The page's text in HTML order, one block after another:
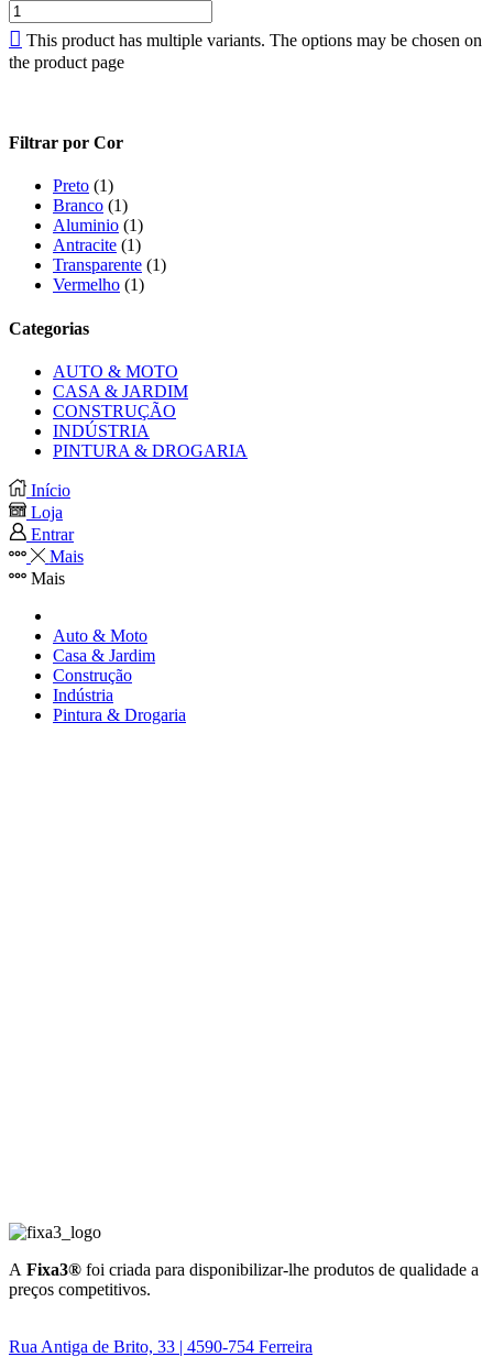
This product has multiple variants. The options may be chosen on
the product page
Filtrar por Cor
Preto (1)
Branco (1)
Aluminio (1)
Antracite (1)
Transparente (1)
Vermelho (1)
Categorias
AUTO & MOTO
CASA & JARDIM
CONSTRUÇÃO
INDÚSTRIA
PINTURA & DROGARIA
Início
Loja
Entrar
Mais
Mais
Auto & Moto
Casa & Jardim
Construção
Indústria
Pintura & Drogaria
A Fixa3® foi criada para disponibilizar-lhe produtos de qualidade a
preços competitivos.
Rua Antiga de Brito, 33 | 4590-754 Ferreira